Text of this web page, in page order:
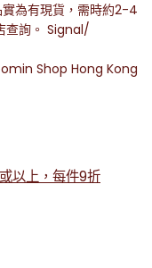
為有現貨，需時約2-4
查詢。 Signal/
Shop Hong Kong
以上，每件9折